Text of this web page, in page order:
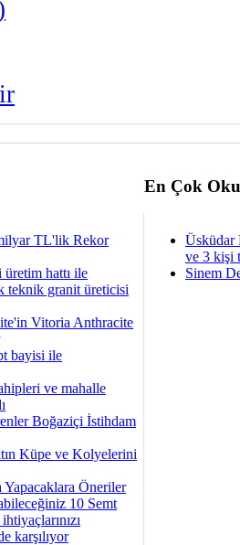
En Çok
TL'lik Rekor
hattı ile
teknik granit üreticisi
Vitoria Anthracite
bayisi ile
ve mahalle
Boğaziçi İstihdam
Küpe ve Kolyelerini
Öneriler
10 Semt
karşılıyor
Üsküdar
ve 3 kişi
Sinem